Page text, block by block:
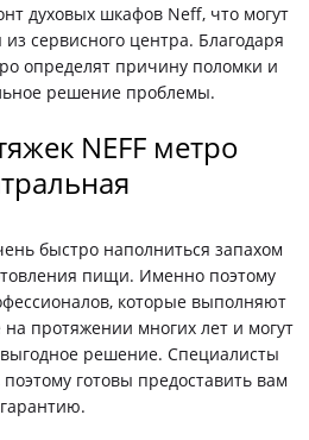
духовых шкафов Neff, что могут
сервисного центра. Благодаря
определят причину поломки и
решение проблемы.
NEFF метро
быстро наполниться запахом
пищи. Именно поэтому
которые выполняют
протяжении многих лет и могут
решение. Специалисты
готовы предоставить вам
гарантию.